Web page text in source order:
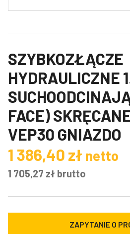
SZYBKOZŁĄCZE
HYDRAULICZNE
FACE)
VEP30 GNIAZDO
1 386,40 zł netto
1 705,27 zł brutto
ZAPYTANIE O